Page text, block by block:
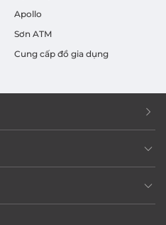
Apollo
Sơn ATM
Cung cấp đồ gia dụng